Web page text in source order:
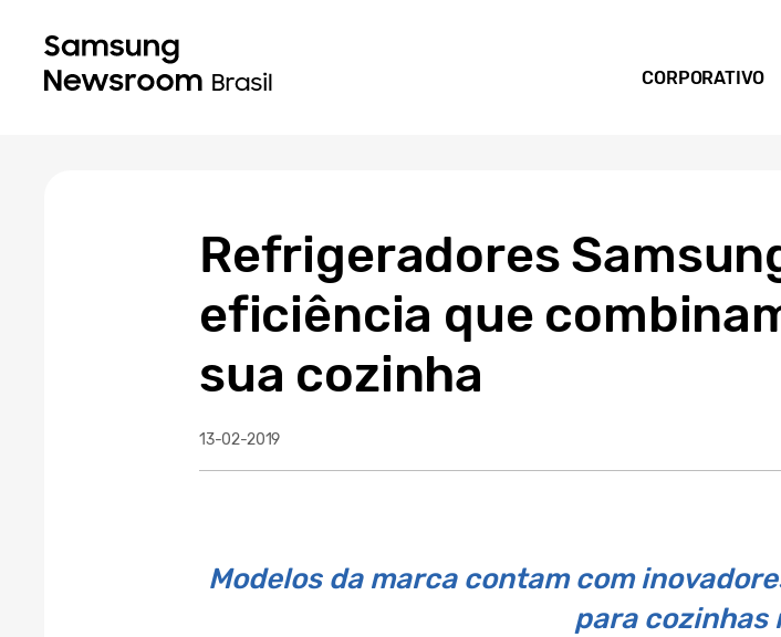
CORPORATIVO
Refrigeradores
eficiência que
sua cozinha
13-02-2019
Modelos da marca contam com
para cozinhas